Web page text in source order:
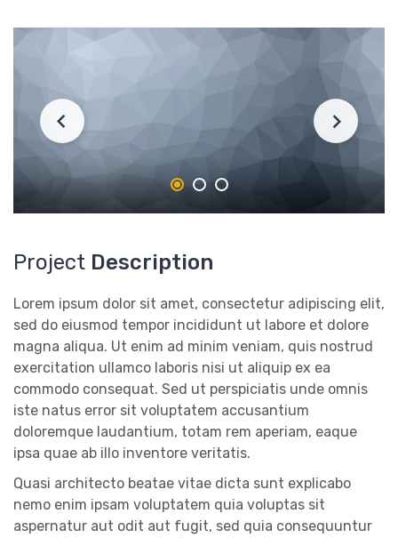
Project Description
Lorem ipsum dolor sit amet, consectetur adipiscing elit,
sed do eiusmod tempor incididunt ut labore et dolore
magna aliqua. Ut enim ad minim veniam, quis nostrud
exercitation ullamco laboris nisi ut aliquip ex ea
commodo consequat. Sed ut perspiciatis unde omnis
iste natus error sit voluptatem accusantium
doloremque laudantium, totam rem aperiam, eaque
ipsa quae ab illo inventore veritatis.
Quasi architecto beatae vitae dicta sunt explicabo
nemo enim ipsam voluptatem quia voluptas sit
aspernatur aut odit aut fugit, sed quia consequuntur